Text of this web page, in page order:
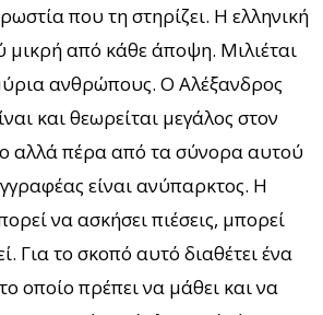
που τη στηρίζει. Η ελληνική
μικρή από κάθε άποψη. Μιλιέται
ανθρώπους. Ο Αλέξανδρος
και θεωρείται μεγάλος στον
αλλά πέρα από τα σύνορα αυτού
είναι ανύπαρκτος. Η
να ασκήσει πιέσεις, μπορεί
Για το σκοπό αυτό διαθέτει ένα
οποίο πρέπει να μάθει και να